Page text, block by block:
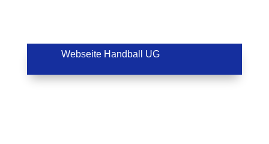
Webseite Handball UG